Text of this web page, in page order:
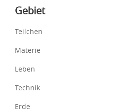
Inhalte
Gebiet
Teilchen
Materie
Leben
Technik
Erde